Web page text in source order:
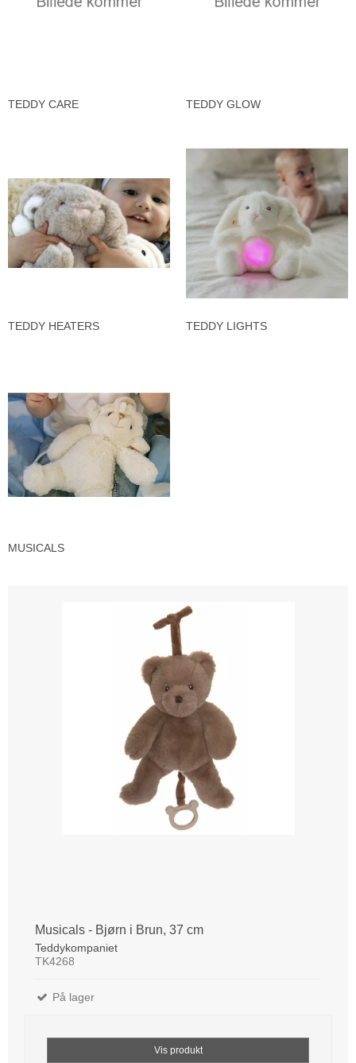
TEDDY CARE TEDDY GLOW
TEDDY HEATERS TEDDY LIGHTS
MUSICALS
Musicals - Bjørn i Brun, 37 cm
Teddykompaniet
TK4268
På lager
Vis produkt